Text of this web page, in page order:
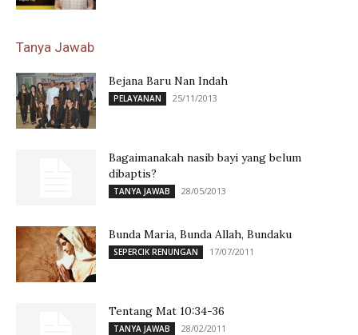
Tanya Jawab
Bejana Baru Nan Indah
PELAYANAN 25/11/2013
Bagaimanakah nasib bayi yang belum
dibaptis?
TANYA JAWAB 28/05/2013
Bunda Maria, Bunda Allah, Bundaku
SEPERCIK RENUNGAN 17/07/2011
Tentang Mat 10:34-36
TANYA JAWAB 28/02/2011